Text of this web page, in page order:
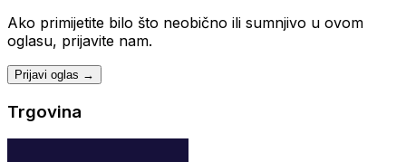
Ako primijetite bilo što neobično ili sumnjivo u ovom
oglasu, prijavite nam.
Prijavi oglas →
Trgovina